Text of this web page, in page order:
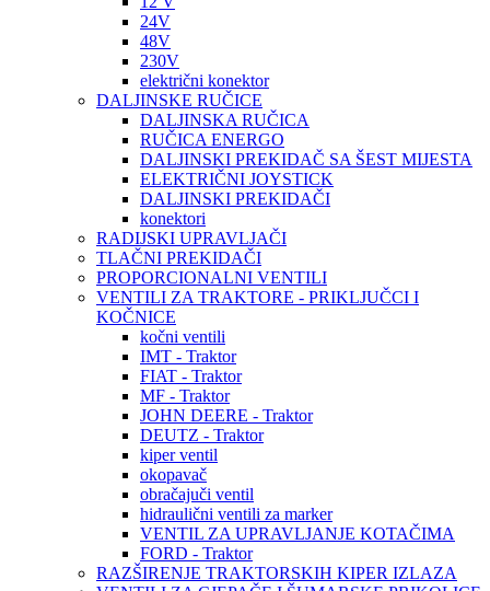
24V
48V
230V
električni konektor
DALJINSKE RUČICE
DALJINSKA RUČICA
RUČICA ENERGO
DALJINSKI PREKIDAČ SA ŠEST MIJESTA
ELEKTRIČNI JOYSTICK
DALJINSKI PREKIDAČI
konektori
RADIJSKI UPRAVLJAČI
TLAČNI PREKIDAČI
PROPORCIONALNI VENTILI
VENTILI ZA TRAKTORE - PRIKLJUČCI I
KOČNICE
kočni ventili
IMT - Traktor
FIAT - Traktor
MF - Traktor
JOHN DEERE - Traktor
DEUTZ - Traktor
kiper ventil
okopavač
obračajuči ventil
hidraulični ventili za marker
VENTIL ZA UPRAVLJANJE KOTAČIMA
FORD - Traktor
RAZŠIRENJE TRAKTORSKIH KIPER IZLAZA